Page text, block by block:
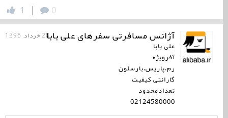
0
|
1
آژانس مسافرتی سفرهای علی بابا28 خرداد, 1396
علی بابا
آفرویژه
رم،پاریس،بارسلون
گارانتی کیفیت
تعدادمحدود
02124580000